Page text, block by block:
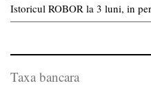
Istoricul ROBOR la 3 luni, in
Taxa bancara